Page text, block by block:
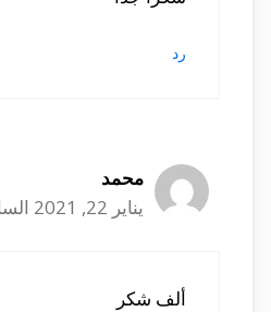
رد
محمد
يناير 22, 2021 الساعة 6:17 م
ألف شكر